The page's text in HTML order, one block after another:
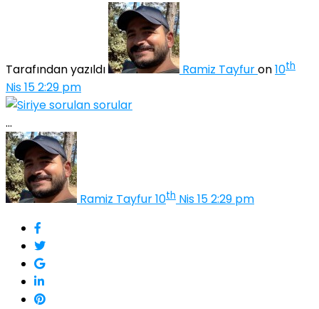
Tarafından yazıldı Ramiz Tayfuron10th
Nis 15 2:29 pm
...
Ramiz Tayfur10th Nis 15 2:29 pm